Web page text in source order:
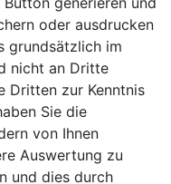
oder ausdrucken
grundsätzlich im
nicht an Dritte
Dritten zur Kenntnis
Sie die
von Ihnen
Auswertung zu
und dies durch